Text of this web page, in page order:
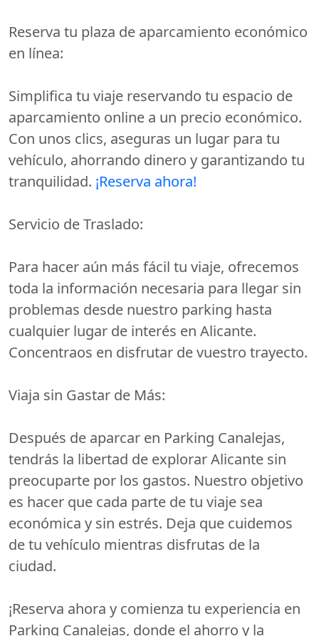
Reserva tu plaza de aparcamiento económico
en línea:
Simplifica tu viaje reservando tu espacio de
aparcamiento online a un precio económico.
Con unos clics, aseguras un lugar para tu
vehículo, ahorrando dinero y garantizando tu
tranquilidad. ¡Reserva ahora!
Servicio de Traslado:
Para hacer aún más fácil tu viaje, ofrecemos
toda la información necesaria para llegar sin
problemas desde nuestro parking hasta
cualquier lugar de interés en Alicante.
Concentraos en disfrutar de vuestro trayecto.
Viaja sin Gastar de Más:
Después de aparcar en Parking Canalejas,
tendrás la libertad de explorar Alicante sin
preocuparte por los gastos. Nuestro objetivo
es hacer que cada parte de tu viaje sea
económica y sin estrés. Deja que cuidemos
de tu vehículo mientras disfrutas de la
ciudad.
¡Reserva ahora y comienza tu experiencia en
Parking Canalejas, donde el ahorro y la